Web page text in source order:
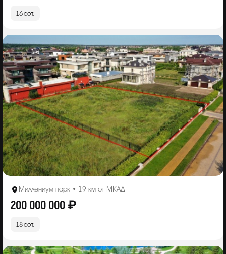
16 сот.
Миллениум парк • 19 км от МКАД
200 000 000 ₽
18 сот.